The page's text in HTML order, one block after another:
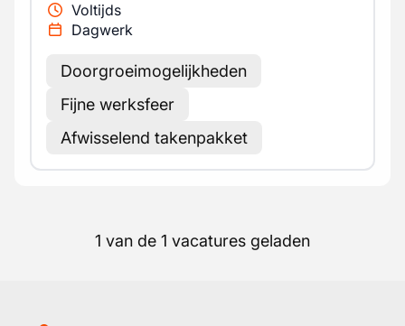
Voltijds
Dagwerk
Doorgroeimogelijkheden
Fijne werksfeer
Afwisselend takenpakket
1 van de 1 vacatures geladen